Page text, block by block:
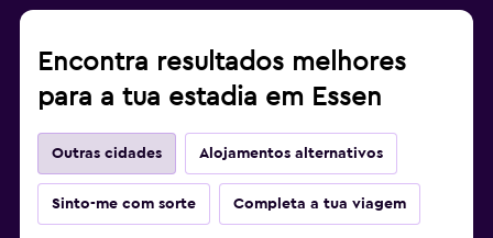
Encontra resultados melhores
para a tua estadia em Essen
Outras cidades Alojamentos alternativos
Sinto-me com sorte Completa a tua viagem